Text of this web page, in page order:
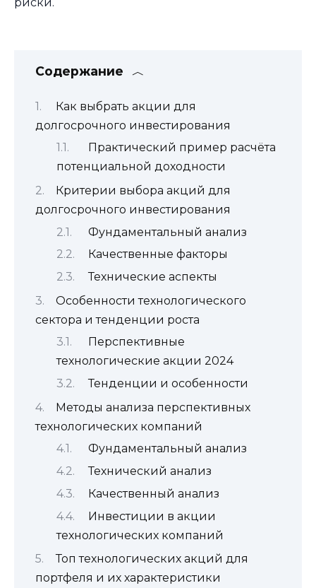
Содержание
Как выбрать акции для
долгосрочного инвестирования
Практический пример расчёта
потенциальной доходности
Критерии выбора акций для
долгосрочного инвестирования
Фундаментальный анализ
Качественные факторы
Технические аспекты
Особенности технологического
сектора и тенденции роста
Перспективные
технологические акции 2024
Тенденции и особенности
Методы анализа перспективных
технологических компаний
Фундаментальный анализ
Технический анализ
Качественный анализ
Инвестиции в акции
технологических компаний
Топ технологических акций для
портфеля и их характеристики